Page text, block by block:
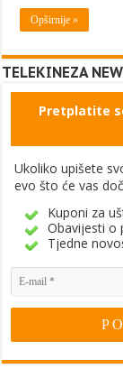
Opširnije »
TELEKINEZA
Pretplatite
Ukoliko upišete
evo što će vas
Kuponi za
Obavijesti o
Tjedne